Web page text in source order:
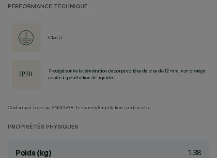
PERFORMANCE TECHNIQUE
Class I
Protégé contre la pénétration de corps solides de plus de 12 mm, non protégé
contre la pénétration de liquides.
Conforme à la norme EN60598-1 et aux réglementations pertinentes.
PROPRIÉTÉS PHYSIQUES
Poids (kg) 1.38